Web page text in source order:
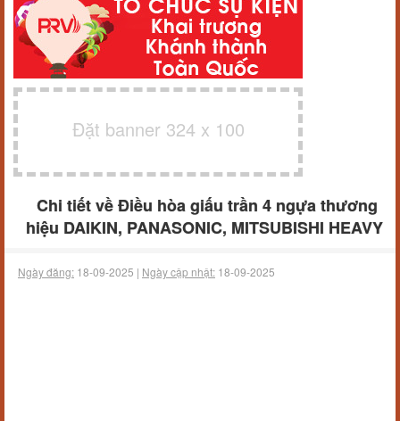
Đặt banner 324 x 100
Chi tiết về Điều hòa giấu trần 4 ngựa thương
hiệu DAIKIN, PANASONIC, MITSUBISHI HEAVY
Ngày đăng: 18-09-2025 | Ngày cập nhật: 18-09-2025